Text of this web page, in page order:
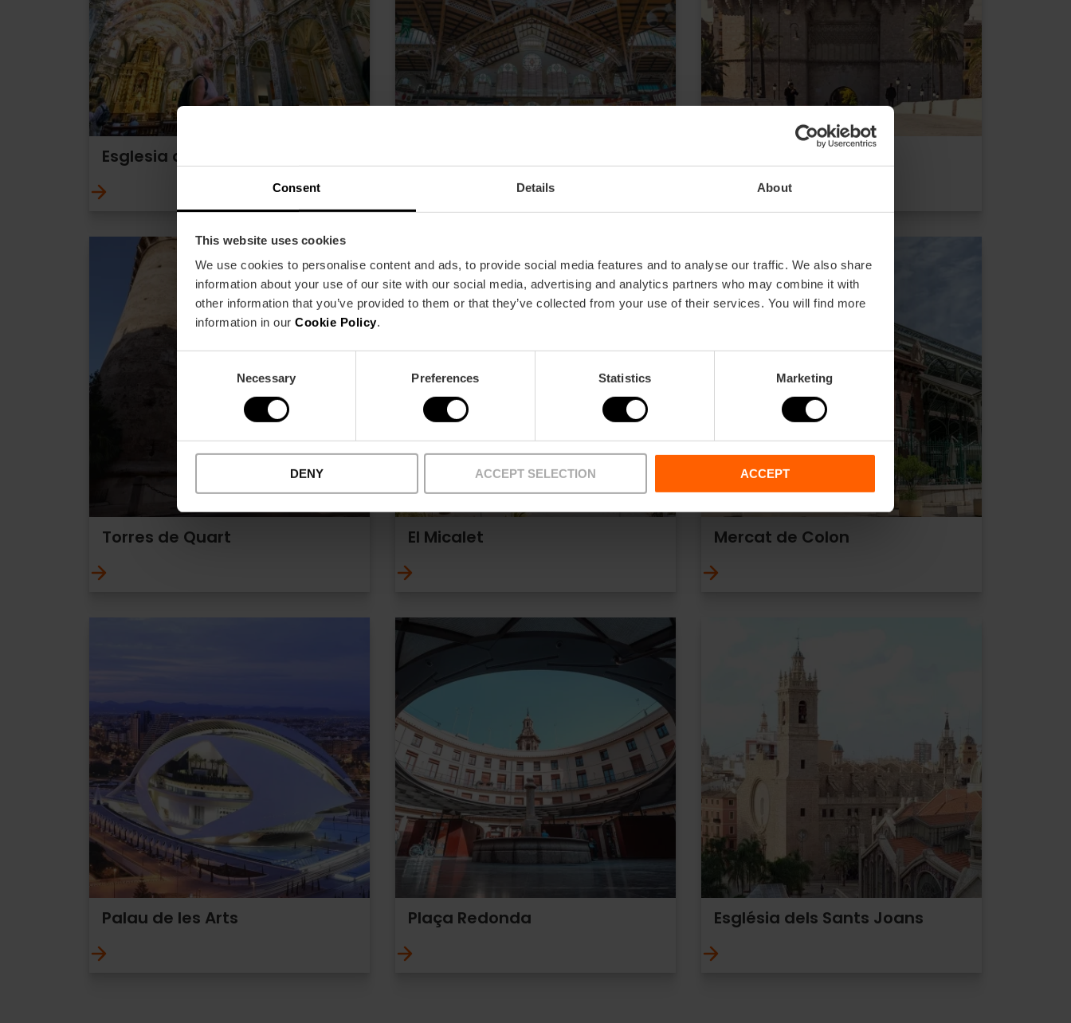
Consent Details About
This website uses cookies
We use cookies to personalise content and ads, to provide social media features and to analyse our traffic. We also share
information about your use of our site with our social media, advertising and analytics partners who may combine it with
other information that you’ve provided to them or that they’ve collected from your use of their services. You will find more
information in our Cookie Policy.
Necessary Preferences Statistics Marketing
DENY ACCEPT SELECTION ACCEPT
Esglesia de Sant Nicolau
Torres de Quart El Micalet Mercat de Colon
Palau de les Arts Plaça Redonda Església dels Sants Joans